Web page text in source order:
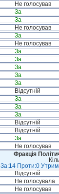
Не голосував
За
За
Не голосував
За
Не голосував
За
За
За
За
За
Відсутній
За
За
За
Відсутній
Відсутній
За
Не голосував
Фракція
За:14 Проти:0
Відсутній
Не голосувала
Не голосував